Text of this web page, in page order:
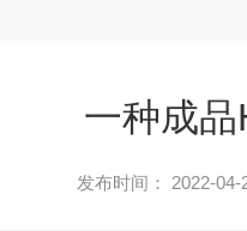
一种成
发布时间： 2022-04-